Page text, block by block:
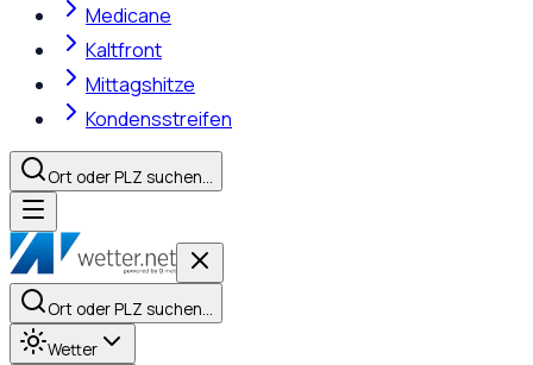
Medicane
Kaltfront
Mittagshitze
Kondensstreifen
Ort oder PLZ suchen…
Ort oder PLZ suchen…
Wetter